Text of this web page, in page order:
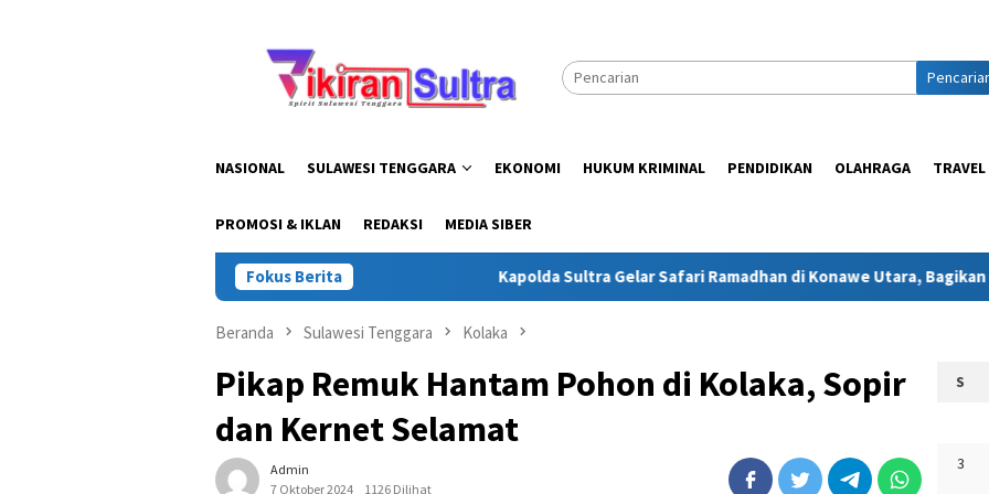
NASIONAL SULAWESI TENGGARA EKONOMI HUKUM KRIMINAL PENDIDIKAN OLAHRAGA TRAVEL
PROMOSI & IKLAN REDAKSI MEDIA SIBER
Fokus Berita Kapolda Sultra Gelar Safari Ramadhan di Konawe Utara, Bagikan
Beranda Sulawesi Tenggara Kolaka
Pikap Remuk Hantam Pohon di Kolaka, Sopir
dan Kernet Selamat
Admin
7 Oktober 2024
1126 Dilihat
S
3